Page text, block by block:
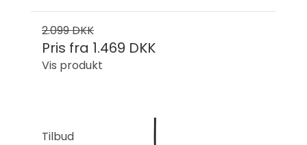
2.099 DKK
Pris fra 1.469 DKK
Vis produkt
Tilbud